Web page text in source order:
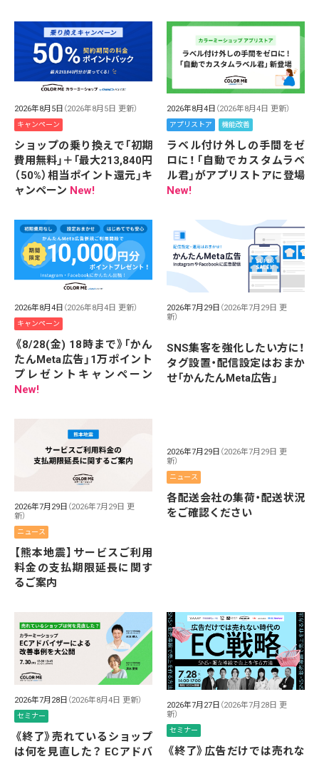
2026年8月5日 （2026年8月5日 更新）
キャンペーン
ショップの乗り換えで「初期
費用無料」＋「最大213,840円
（50%）相当ポイント還元」キ
ャンペーン New!
2026年8月4日 （2026年8月4日 更新）
アプリストア 機能改善
ラベル付け外しの手間をゼ
ロに！「自動でカスタムラベ
ル君」がアプリストアに登場
New!
2026年8月4日 （2026年8月4日 更新）
キャンペーン
《8/28(金) 18時まで》「かん
たんMeta広告」1万ポイント
プレゼントキャンペーン
New!
2026年7月29日 （2026年7月29日 更
新）
SNS集客を強化したい方に！
タグ設置・配信設定はおまか
せ「かんたんMeta広告」
2026年7月29日 （2026年7月29日 更
新）
ニュース
【熊本地震】サービスご利用
料金の支払期限延長に関す
るご案内
2026年7月29日 （2026年7月29日 更
新）
ニュース
各配送会社の集荷・配送状況
をご確認ください
2026年7月28日 （2026年8月4日 更新）
セミナー
《終了》売れているショップ
は何を見直した？ ECアドバ
2026年7月27日 （2026年7月28日 更
新）
セミナー
《終了》広告だけでは売れな